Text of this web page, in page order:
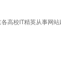
高校IT精英从事网站